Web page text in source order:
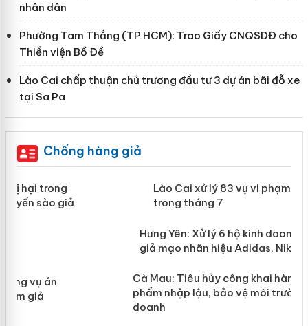
nhân dân
Phường Tam Thắng (TP HCM): Trao Giấy CNQSDĐ cho
Thiền viện Bồ Đề
Lào Cai chấp thuận chủ trương đầu tư 3 dự án bãi đỗ xe
tại Sa Pa
Chống hàng giả
Lào Cai xử lý 83 vụ vi phạm thương
mại trong tháng 7
Hưng Yên: Xử lý 6 hộ kinh doanh bán
hàng giả mạo nhãn hiệu Adidas, Nike